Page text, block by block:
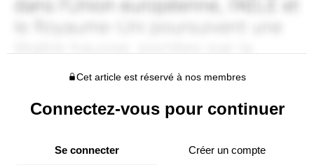
Cet article est réservé à nos membres
Connectez-vous pour continuer
Se connecter Créer un compte